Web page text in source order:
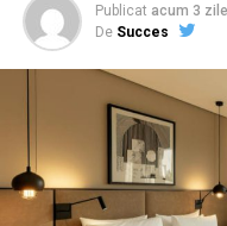
Publicat acum 3 zile
De Succes